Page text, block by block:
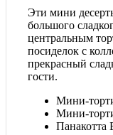
Эти мини
большого
центральным
посиделок с
прекрасный
гости.
Мини-
Мини-
Панакотта